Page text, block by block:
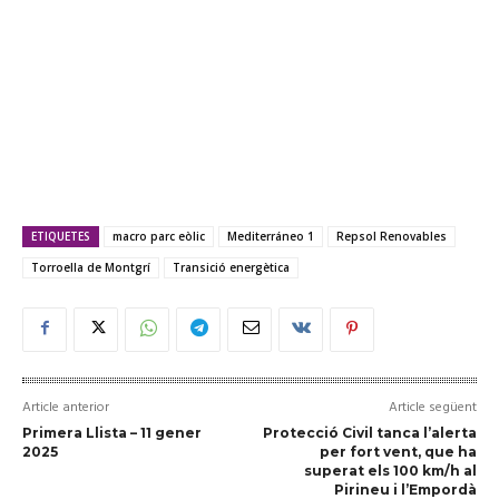
ETIQUETES macro parc eòlic Mediterráneo 1
Repsol Renovables
Torroella de Montgrí
Transició energètica
Article anterior
Primera Llista – 11 gener
2025
Article següent
Protecció Civil tanca l’alerta
per fort vent, que ha
superat els 100 km/h al
Pirineu i l’Empordà